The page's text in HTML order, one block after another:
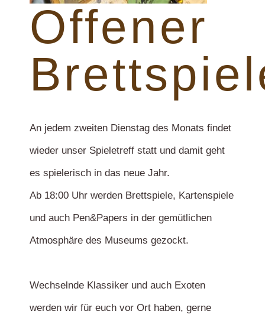
Offener
An jedem zweiten Dienstag des Monats findet
wieder unser Spieletreff statt und damit geht
es spielerisch in das neue Jahr.
Ab 18:00 Uhr werden Brettspiele, Kartenspiele
und auch Pen&Papers in der gemütlichen
Atmosphäre des Museums gezockt.
Wechselnde Klassiker und auch Exoten
werden wir für euch vor Ort haben, gerne